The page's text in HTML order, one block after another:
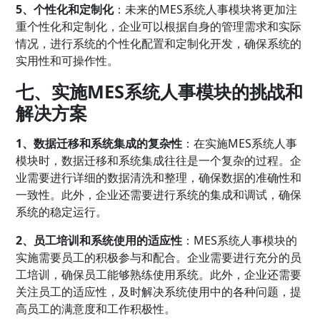
5、个性化和定制化：未来的MES系统人事模块将更加注
重个性化和定制化，企业可以根据自身的管理需求和实际
情况，进行系统的个性化配置和定制化开发，确保系统的
实用性和可操作性。
七、实施MES系统人事模块的挑战和
解决方案
1、数据迁移和系统集成的复杂性 ：在实施MES系统人事
模块时，数据迁移和系统集成往往是一个复杂的过程。企
业需要进行详细的数据清洗和整理，确保数据的准确性和
一致性。此外，企业还需要进行系统的集成和调试，确保
系统的稳定运行。
2、员工培训和系统使用的适应性 ：MES系统人事模块的
实施需要员工的积极参与和配合。企业需要进行充分的员
工培训，确保员工能够熟练使用系统。此外，企业还需要
关注员工的适应性，及时解决系统使用中的各种问题，提
高员工的满意度和工作积极性。